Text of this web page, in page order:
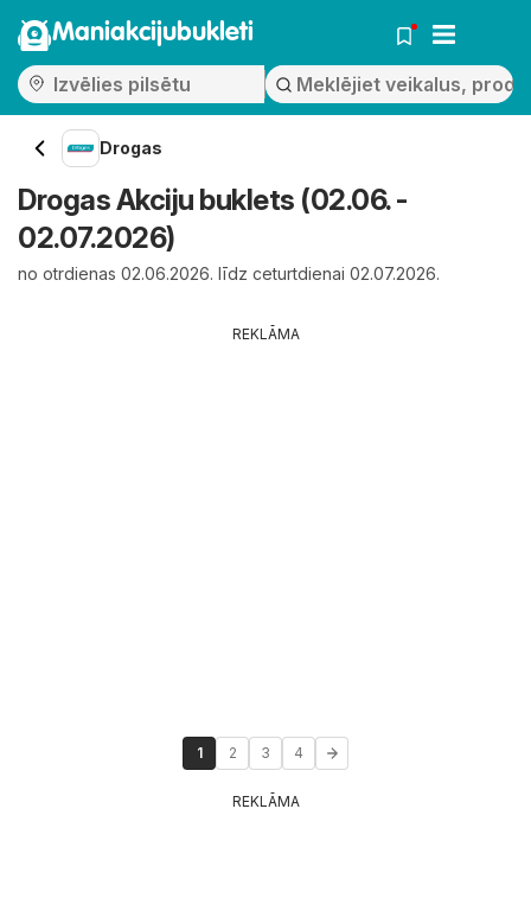
Maniakcijubukleti
Drogas
Drogas Akciju buklets (02.06. -
02.07.2026)
no otrdienas 02.06.2026. līdz ceturtdienai 02.07.2026.
REKLĀMA
1 2 3 4
REKLĀMA